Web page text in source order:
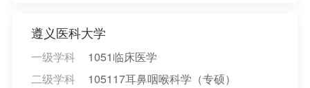
遵义医科大学
一级学科
1051临床医学
二级学科
105117耳鼻咽喉科学（专硕）